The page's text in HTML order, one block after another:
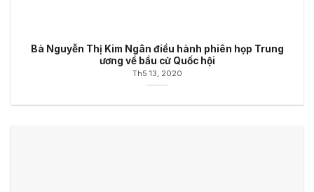
Bà Nguyễn Thị Kim Ngân điều hành phiên họp Trung
ương về bầu cử Quốc hội
Th5 13, 2020